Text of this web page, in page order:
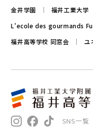
金井学園 福井工業大学
L'ecole des gourmands
福井高等学校 同窓会
ユ
SNS一覧